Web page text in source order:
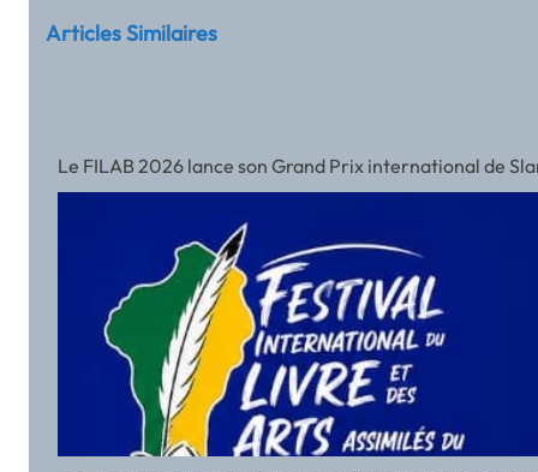
Articles Similaires
Le FILAB 2026 lance son Grand Prix international de